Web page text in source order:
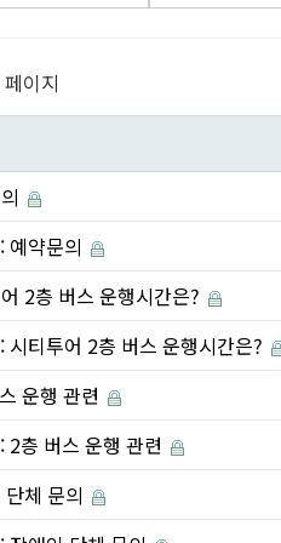
이지
예약문의
2층 버스 운행시간은?
시티투어 2층 버스 운행시간은?
운행 관련
2층 버스 운행 관련
체 문의